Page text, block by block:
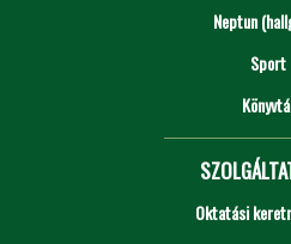
Neptun
Sport
Oktatási